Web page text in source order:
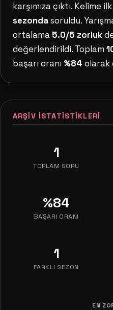
karşımıza çıktı. Kelime
sezondasoruldu.
ortalama 5.0/5 zorluk
değerlendirildi. Toplam
başarı oranı %84 olarak
ARŞIV İSTATISTIKLERI
1
TOPLAM SORU
%84
BAŞARI ORANI
1
FARKLI SEZON
EN